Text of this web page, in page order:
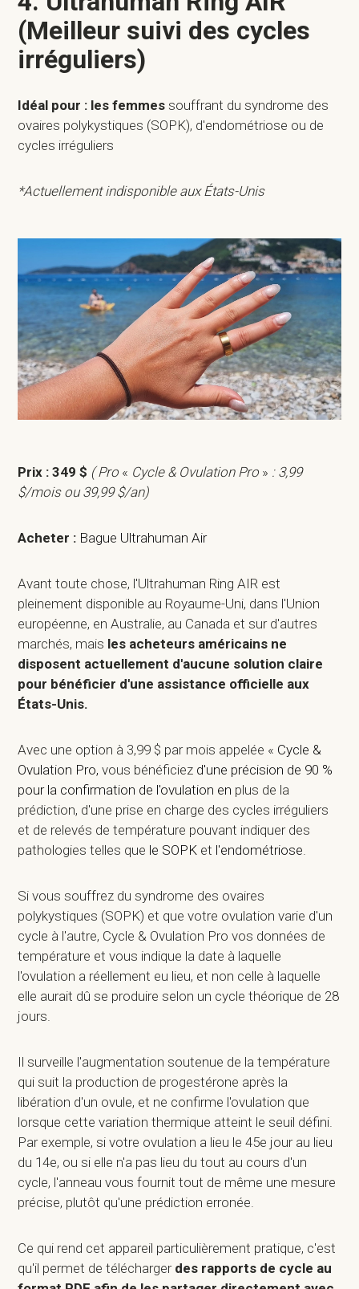
(Meilleur suivi des cycles
irréguliers)
Idéal pour : les femmessouffrant du syndrome des
ovaires polykystiques (SOPK), d'endométriose ou de
cycles irréguliers
*Actuellement indisponible aux États-Unis
Prix : 349 $ ( Pro « Cycle & Ovulation Pro » : 3,99
$/mois ou 39,99 $/an)
Acheter : Bague Ultrahuman Air
Avant toute chose, l'Ultrahuman Ring AIR est
pleinement disponible au Royaume-Uni, dans l'Union
européenne, en Australie, au Canada et sur d'autres
marchés, mais les acheteurs américains ne
disposent actuellement d'aucune solution claire
pour bénéficier d'une assistance officielle aux
États-Unis.
Avec une option à 3,99 $ par mois appelée « Cycle &
Ovulation Pro, vous bénéficiez d'une précision de 90 %
pour la confirmation de l'ovulation en plus de la
prédiction, d'une prise en charge des cycles irréguliers
et de relevés de température pouvant indiquer des
pathologies telles que le SOPK et l'endométriose.
Si vous souffrez du syndrome des ovaires
polykystiques (SOPK) et que votre ovulation varie d'un
cycle à l'autre, Cycle & Ovulation Pro vos données de
température et vous indique la date à laquelle
l'ovulation a réellement eu lieu, et non celle à laquelle
elle aurait dû se produire selon un cycle théorique de 28
jours.
Il surveille l'augmentation soutenue de la température
qui suit la production de progestérone après la
libération d'un ovule, et ne confirme l'ovulation que
lorsque cette variation thermique atteint le seuil défini.
Par exemple, si votre ovulation a lieu le 45e jour au lieu
du 14e, ou si elle n'a pas lieu du tout au cours d'un
cycle, l'anneau vous fournit tout de même une mesure
précise, plutôt qu'une prédiction erronée.
Ce qui rend cet appareil particulièrement pratique, c'est
qu'il permet de télécharger des rapports de cycle au